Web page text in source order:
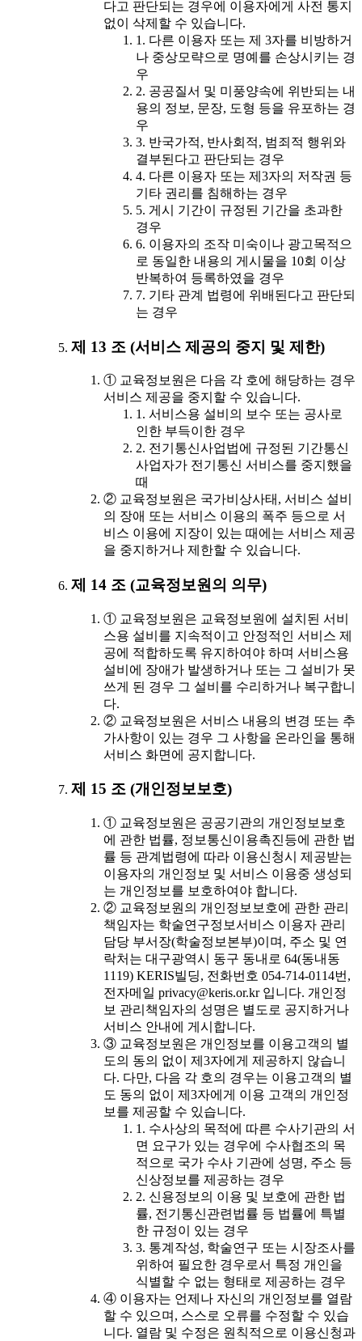
다고 판단되는 경우에 이용자에게 사전 통지
없이 삭제할 수 있습니다.
1. 다른 이용자 또는 제 3자를 비방하거
나 중상모략으로 명예를 손상시키는 경
우
2. 공공질서 및 미풍양속에 위반되는 내
용의 정보, 문장, 도형 등을 유포하는 경
우
3. 반국가적, 반사회적, 범죄적 행위와
결부된다고 판단되는 경우
4. 다른 이용자 또는 제3자의 저작권 등
기타 권리를 침해하는 경우
5. 게시 기간이 규정된 기간을 초과한
경우
6. 이용자의 조작 미숙이나 광고목적으
로 동일한 내용의 게시물을 10회 이상
반복하여 등록하였을 경우
7. 기타 관계 법령에 위배된다고 판단되
는 경우
제 13 조 (서비스 제공의 중지 및 제한)
① 교육정보원은 다음 각 호에 해당하는 경우
서비스 제공을 중지할 수 있습니다.
1. 서비스용 설비의 보수 또는 공사로
인한 부득이한 경우
2. 전기통신사업법에 규정된 기간통신
사업자가 전기통신 서비스를 중지했을
때
② 교육정보원은 국가비상사태, 서비스 설비
의 장애 또는 서비스 이용의 폭주 등으로 서
비스 이용에 지장이 있는 때에는 서비스 제공
을 중지하거나 제한할 수 있습니다.
제 14 조 (교육정보원의 의무)
① 교육정보원은 교육정보원에 설치된 서비
스용 설비를 지속적이고 안정적인 서비스 제
공에 적합하도록 유지하여야 하며 서비스용
설비에 장애가 발생하거나 또는 그 설비가 못
쓰게 된 경우 그 설비를 수리하거나 복구합니
다.
② 교육정보원은 서비스 내용의 변경 또는 추
가사항이 있는 경우 그 사항을 온라인을 통해
서비스 화면에 공지합니다.
제 15 조 (개인정보보호)
① 교육정보원은 공공기관의 개인정보보호
에 관한 법률, 정보통신이용촉진등에 관한 법
률 등 관계법령에 따라 이용신청시 제공받는
이용자의 개인정보 및 서비스 이용중 생성되
는 개인정보를 보호하여야 합니다.
② 교육정보원의 개인정보보호에 관한 관리
책임자는 학술연구정보서비스 이용자 관리
담당 부서장(학술정보본부)이며, 주소 및 연
락처는 대구광역시 동구 동내로 64(동내동
1119) KERIS빌딩, 전화번호 054-714-0114번,
전자메일 privacy@keris.or.kr 입니다. 개인정
보 관리책임자의 성명은 별도로 공지하거나
서비스 안내에 게시합니다.
③ 교육정보원은 개인정보를 이용고객의 별
도의 동의 없이 제3자에게 제공하지 않습니
다. 다만, 다음 각 호의 경우는 이용고객의 별
도 동의 없이 제3자에게 이용 고객의 개인정
보를 제공할 수 있습니다.
1. 수사상의 목적에 따른 수사기관의 서
면 요구가 있는 경우에 수사협조의 목
적으로 국가 수사 기관에 성명, 주소 등
신상정보를 제공하는 경우
2. 신용정보의 이용 및 보호에 관한 법
률, 전기통신관련법률 등 법률에 특별
한 규정이 있는 경우
3. 통계작성, 학술연구 또는 시장조사를
위하여 필요한 경우로서 특정 개인을
식별할 수 없는 형태로 제공하는 경우
④ 이용자는 언제나 자신의 개인정보를 열람
할 수 있으며, 스스로 오류를 수정할 수 있습
니다. 열람 및 수정은 원칙적으로 이용신청과